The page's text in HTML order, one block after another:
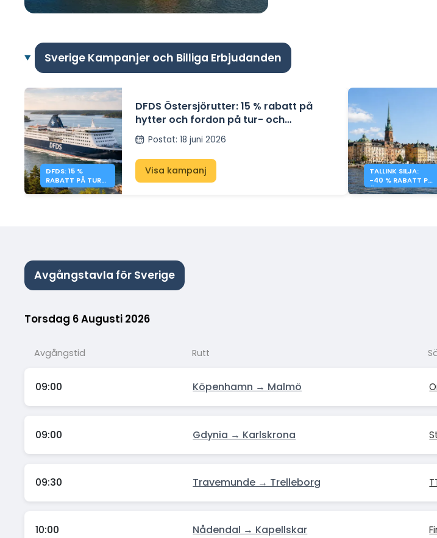
Sverige Kampanjer och Billiga Erbjudanden
DFDS: 15 %
RABATT PÅ TUR-
OCH RETURRESOR
DFDS Östersjörutter: 15 % rabatt på
hytter och fordon på tur- och
returresor
Postat: 18 juni 2026
Visa kampanj
TALLINK SILJA:
-40 % RABATT PÅ
ÖVERFARTER
Avgångstavla för Sverige
Torsdag 6 Augusti 2026
Avgångstid Rutt
09:00 Köpenhamn → Malmö
09:00 Gdynia → Karlskrona
09:30 Travemunde → Trelleborg
10:00 Nådendal → Kapellskar